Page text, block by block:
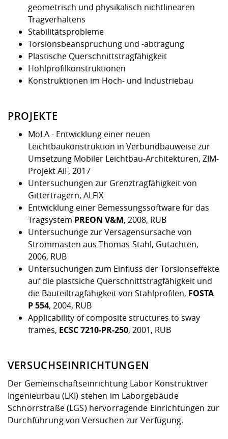
Checkliste zum
und Physik
Fremdsprachen
Jobs, Praktika,
Studentenwerk
Career Service
Weiterbilden im
Formulare und
Gründung und
Klimaschutz &
Informatik/
Landbau/
Maschinenbau
Angebote für Unternehmen
Kontakt und Anfahrt
Qualitätssicherung
geometrisch und physikalisch nichtlinearen
Tragverhaltens
Stabilitätsprobleme
Torsionsbeanspruchung und -abtragung
Plastische Querschnittstragfähigkeit
Hohlprofilkonstruktionen
Konstruktionen im Hoch- und Industriebau
PROJEKTE
MoLA- Entwicklung einer neuen
Leichtbaukonstruktion in Verbundbauweise zur
Umsetzung Mobiler Leichtbau-Architekturen, ZIM-
Projekt AiF, 2017
Untersuchungen zur Grenztragfähigkeit von
Gitterträgern, ALFIX
Entwicklung einer Bemessungssoftware für das
Tragsystem PREON V&M, 2008, RUB
Untersuchunge zur Versagensursache von
Strommasten aus Thomas-Stahl, Gutachten,
2006, RUB
Untersuchungen zum Einfluss der Torsionseffekte
auf die plastsiche Querschnittstragfähigkeit und
die Bauteiltragfähigkeit von Stahlprofilen, FOSTA
P 554, 2004, RUB
Applicability of composite structures to sway
frames, ECSC 7210-PR-250, 2001, RUB
VERSUCHSEINRICHTUNGEN
Der Gemeinschaftseinrichtung Labor Konstruktiver
Ingenieurbau (LKI) stehen im Laborgebäude
Schnorrstraße (LGS) hervorragende Einrichtungen zur
Durchführung von Versuchen zur Verfügung.